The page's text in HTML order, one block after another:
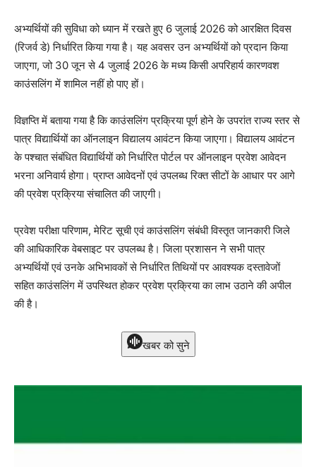
अभ्यर्थियों की सुविधा को ध्यान में रखते हुए 6 जुलाई 2026 को आरक्षित दिवस
(रिजर्व डे) निर्धारित किया गया है। यह अवसर उन अभ्यर्थियों को प्रदान किया
जाएगा, जो 30 जून से 4 जुलाई 2026 के मध्य किसी अपरिहार्य कारणवश
काउंसलिंग में शामिल नहीं हो पाए हों।
विज्ञप्ति में बताया गया है कि काउंसलिंग प्रक्रिया पूर्ण होने के उपरांत राज्य स्तर से
पात्र विद्यार्थियों का ऑनलाइन विद्यालय आवंटन किया जाएगा। विद्यालय आवंटन
के पश्चात संबंधित विद्यार्थियों को निर्धारित पोर्टल पर ऑनलाइन प्रवेश आवेदन
भरना अनिवार्य होगा। प्राप्त आवेदनों एवं उपलब्ध रिक्त सीटों के आधार पर आगे
की प्रवेश प्रक्रिया संचालित की जाएगी।
प्रवेश परीक्षा परिणाम, मेरिट सूची एवं काउंसलिंग संबंधी विस्तृत जानकारी जिले
की आधिकारिक वेबसाइट पर उपलब्ध है। जिला प्रशासन ने सभी पात्र
अभ्यर्थियों एवं उनके अभिभावकों से निर्धारित तिथियों पर आवश्यक दस्तावेजों
सहित काउंसलिंग में उपस्थित होकर प्रवेश प्रक्रिया का लाभ उठाने की अपील
की है।
खबर को सुने